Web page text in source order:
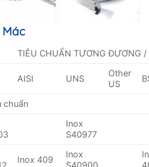
TIÊU CHUẨN TƯƠNG ĐƯƠNG /
AISI UNS
Other
US
chuẩn
Inox
S40977
Inox 409
Inox